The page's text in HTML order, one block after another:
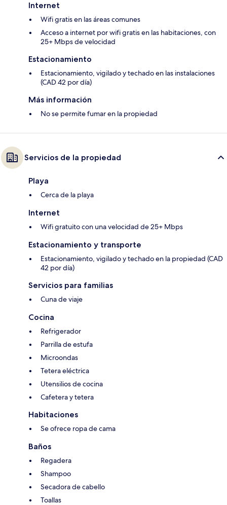
Internet
Wifi gratis en las áreas comunes
Acceso a internet por wifi gratis en las habitaciones, con
25+ Mbps de velocidad
Estacionamiento
Estacionamiento, vigilado y techado en las instalaciones
(CAD 42 por día)
Más información
No se permite fumar en la propiedad
Servicios de la propiedad
Playa
Cerca de la playa
Internet
Wifi gratuito con una velocidad de 25+ Mbps
Estacionamiento y transporte
Estacionamiento, vigilado y techado en la propiedad (CAD
42 por día)
Servicios para familias
Cuna de viaje
Cocina
Refrigerador
Parrilla de estufa
Microondas
Tetera eléctrica
Utensilios de cocina
Cafetera y tetera
Habitaciones
Se ofrece ropa de cama
Baños
Regadera
Shampoo
Secadora de cabello
Toallas